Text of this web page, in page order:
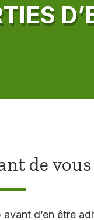
de
d’en être